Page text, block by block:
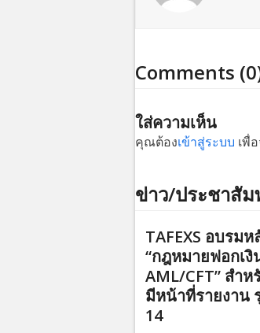
Comments
ใส่ความเห็น
คุณต้องเข้าสู่ระบบ เพื่
ข่าว/ประชาสัม
TAFEXS อบรม
“กฎหมายฟอกเงิ
AML/CFT” สำห
มีหน้าที่รายงาน
14